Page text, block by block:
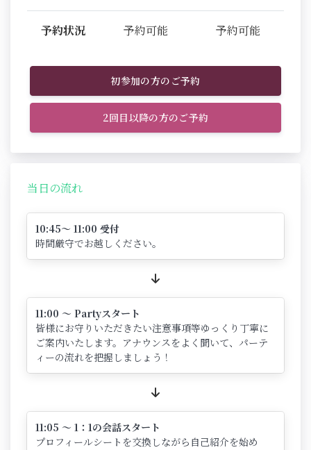
予約状況 予約可能 予約可能
初参加の方のご予約
2回目以降の方のご予約
当日の流れ
10:45～ 11:00 受付
時間厳守でお越しください。
11:00 ～ Partyスタート
皆様にお守りいただきたい注意事項等ゆっくり丁寧に
ご案内いたします。アナウンスをよく聞いて、パーテ
ィーの流れを把握しましょう！
11:05 ～ 1：1の会話スタート
プロフィールシートを交換しながら自己紹介を始め